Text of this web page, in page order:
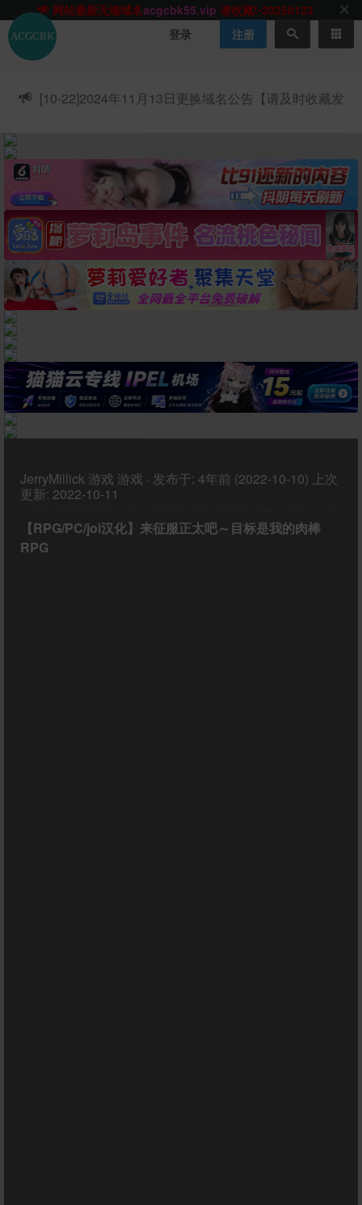
网站TG群聊t.me/acgbuster请收藏!
ACGCBK官方App
点击下载 永不迷路！
网站最新无墙域名
请收藏!-20250123
ACGCBK官方App 点击下载永不迷路！
网站最新无墙域名
网站永久主站域名acgcbk.vip
请收藏!
ACGCBK官方App点击下载
永不迷路！
网站最新无墙域名acgcbk55.vip请收藏!-20250123
登录 注册
[10-22]2024年11月13日更换域名公告【请及时收藏发
JerryMillick 游戏 游戏 · 发布于: 4年前 (2022-10-10) 上次
更新: 2022-10-11
【RPG/PC/joi汉化】来征服正太吧～目标是我的肉棒
RPG